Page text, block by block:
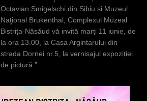
Octavian Smigelschi din Sibiu și Muzeul
Naţional Brukenthal, Complexul Muzeal
Bistrița-Năsăud vă invită marți 11 iunie, de
la ora 13.00, la Casa Argintarului din
strada Dornei nr.5, la vernisajul expoziției
de pictură ”